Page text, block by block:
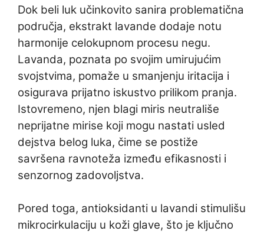
Dok beli luk učinkovito sanira problematična
područja, ekstrakt lavande dodaje notu
harmonije celokupnom procesu negu.
Lavanda, poznata po svojim umirujućim
svojstvima, pomaže u smanjenju iritacija i
osigurava prijatno iskustvo prilikom pranja.
Istovremeno, njen blagi miris neutrališe
neprijatne mirise koji mogu nastati usled
dejstva belog luka, čime se postiže
savršena ravnoteža između efikasnosti i
senzornog zadovoljstva.
Pored toga, antioksidanti u lavandi stimulišu
mikrocirkulaciju u koži glave, što je ključno